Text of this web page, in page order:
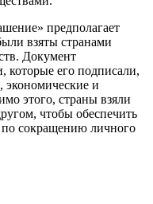
предполагает
взяты странами
Документ
которые его подписали,
экономические и
этого, страны взяли
чтобы обеспечить
по сокращению личного